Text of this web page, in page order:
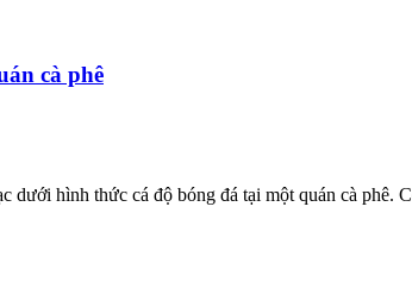
cà phê
hình thức cá độ bóng đá tại một quán cà phê.